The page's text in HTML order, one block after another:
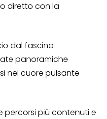
diretto con la
dal fascino
panoramiche
nel cuore pulsante
più contenuti e